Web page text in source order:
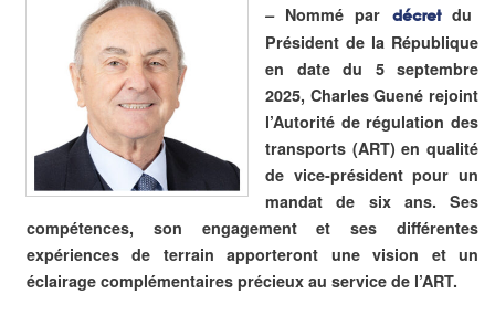
– Nommé par décretdu
Président de la République
en date du 5 septembre
2025, Charles Guené rejoint
l’Autorité de régulation des
transports (ART) en qualité
de vice-président pour un
mandat de six ans. Ses
compétences, son engagement et ses différentes
expériences de terrain apporteront une vision et un
éclairage complémentaires précieux au service de l’ART.